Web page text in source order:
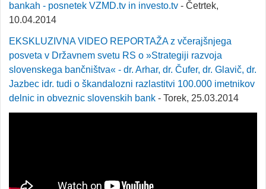
bankah - posnetek VZMD.tv in investo.tv - Četrtek,
10.04.2014
EKSKLUZIVNA VIDEO REPORTAŽA z včerajšnjega
posveta v Državnem svetu RS o »Strategiji razvoja
slovenskega bančništva« - dr. Arhar, dr. Čufer, dr. Glavič, dr.
Jazbec idr. tudi o škandalozni razlastitvi 100.000 imetnikov
delnic in obveznic slovenskih bank - Torek, 25.03.2014